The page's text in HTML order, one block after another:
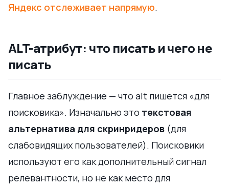
Яндекс отслеживает напрямую.
ALT-атрибут: что писать и чего не
писать
Главное заблуждение — что alt пишется «для
поисковика». Изначально это текстовая
альтернатива для скринридеров (для
слабовидящих пользователей). Поисковики
используют его как дополнительный сигнал
релевантности, но не как место для